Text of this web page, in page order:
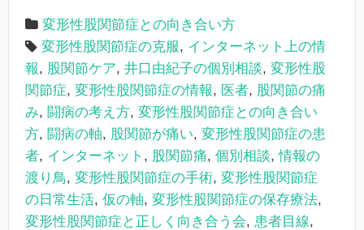
変形性股関節症との向き合い方
変形性股関節症の克服, インターネット上の情
報, 股関節ケア, 井口由紀子の個別相談, 変形性股
関節症, 変形性股関節症の情報, 医者, 股関節の痛
み, 闘病の考え方, 変形性股関節症との向き合い
方, 闘病の軸, 股関節が痛い, 変形性股関節症の患
者, インターネット , 股関節痛, 個別相談,情報の
渡り鳥, 変形性股関節症の手術, 変形性股関節症
の日常生活, 仮の軸, 変形性股関節症の保存療法,
変形性股関節症と正しく向き合う会, 患者目線,